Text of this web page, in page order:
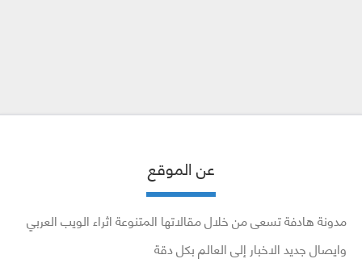
عن الموقع
مدونة هادفة تسعى من خلال مقالاتها المتنوعة اثراء الويب العربي
وايصال جديد الاخبار إلى العالم بكل دقة